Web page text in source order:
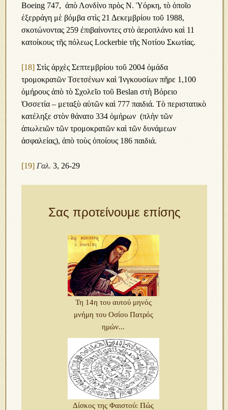
Boeing 747, ἀπὸ Λονδίνο πρὸς Ν. Ὑόρκη, τὸ ὁποῖο
ἐξερράγη μὲ βόμβα στὶς 21 Δεκεμβρίου τοῦ 1988,
σκοτώνοντας 259 ἐπιβαίνοντες στὸ ἀεροπλάνο καὶ 11
κατοίκους τῆς πόλεως Lockerbie τῆς Νοτίου Σκωτίας.
[18] Στὶς ἀρχὲς Σεπτεμβρίου τοῦ 2004 ὁμάδα
τρομοκρατῶν Τσετσένων καὶ Ἰνγκουσίων πῆρε 1,100
ὁμήρους ἀπὸ τὸ Σχολεῖο τοῦ Beslan στὴ Βόρειο
Ὀσσετία – μεταξὺ αὐτῶν καὶ 777 παιδιά. Τὸ περιστατικὸ
κατέληξε στὸν θάνατο 334 ὁμήρων (πλὴν τῶν
ἀπωλειῶν τῶν τρομοκρατῶν καὶ τῶν δυνάμεων
ἀσφαλείας), ἀπὸ τοὺς ὁποίους 186 παιδιά.
[19] Γαλ. 3, 26-29
Σας προτείνουμε επίσης
Τη 14η του αυτού μηνός
μνήμη του Οσίου Πατρός
ημών...
Δίσκος της Φαιστού: Πώς